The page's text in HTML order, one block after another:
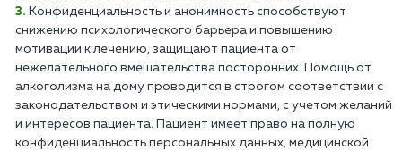
Конфиденциальность и анонимность способствуют
снижению психологического барьера и повышению
мотивации к лечению, защищают пациента от
нежелательного вмешательства посторонних. Помощь от
алкоголизма на дому проводится в строгом соответствии с
законодательством и этическими нормами, с учетом желаний
и интересов пациента. Пациент имеет право на полную
конфиденциальность персональных данных, медицинской